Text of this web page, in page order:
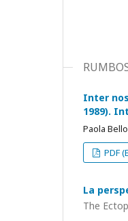
Inter
1989).
Paola
PDF
La
The